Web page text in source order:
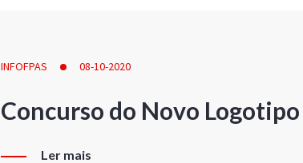
INFOFPAS 08-10-2020
Concurso do Novo Logotipo
Ler mais